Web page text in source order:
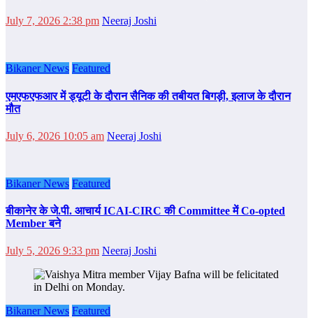
July 7, 2026 2:38 pm Neeraj Joshi
Bikaner News Featured
एमएफएफआर में ड्यूटी के दौरान सैनिक की तबीयत बिगड़ी, इलाज के दौरान
मौत
July 6, 2026 10:05 am Neeraj Joshi
Bikaner News Featured
बीकानेर के जे.पी. आचार्य ICAI-CIRC की Committee में Co-opted
Member बने
July 5, 2026 9:33 pm Neeraj Joshi
Bikaner News Featured